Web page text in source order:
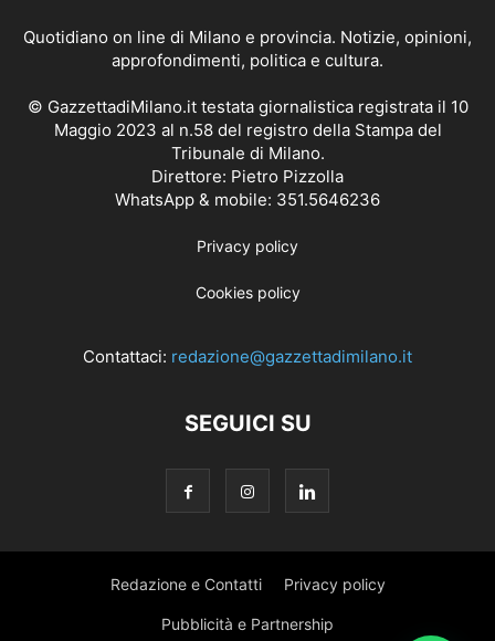
Quotidiano on line di Milano e provincia. Notizie, opinioni,
approfondimenti, politica e cultura.
© GazzettadiMilano.it testata giornalistica registrata il 10
Maggio 2023 al n.58 del registro della Stampa del
Tribunale di Milano.
Direttore: Pietro Pizzolla
WhatsApp & mobile: 351.5646236
Privacy policy
Cookies policy
Contattaci: redazione@gazzettadimilano.it
SEGUICI SU
Redazione e Contatti Privacy policy
Pubblicità e Partnership